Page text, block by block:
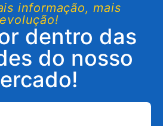
informação, mais
evolução!
dentro das
do nosso